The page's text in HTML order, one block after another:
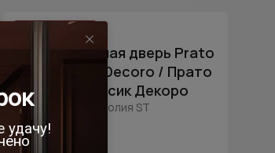
- 20% скидка
Межкомнатная дверь Prato
Neo Classic Decoro / Прато
Нео Классик Декоро
Магнолия ST